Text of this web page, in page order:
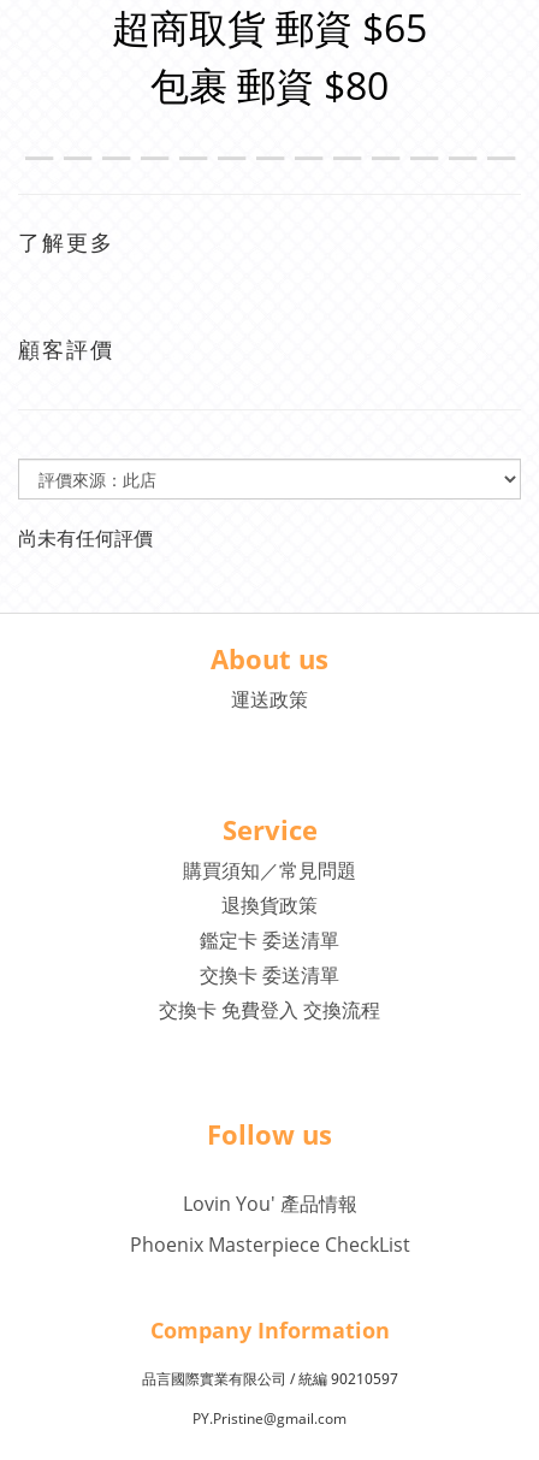
超商取貨 郵資 $65
包裹 郵資 $80
了解更多
顧客評價
尚未有任何評價
About us
運送政策
Service
購買須知／常見問題
退換貨政策
鑑定卡 委送清單
交換卡 委送清單
交換卡 免費登入 交換流程
Follow us
Lovin You' 產品情報
Phoenix Masterpiece CheckList
Company Information
品言國際實業有限公司 /統編90210597
PY.Pristine@gmail.com